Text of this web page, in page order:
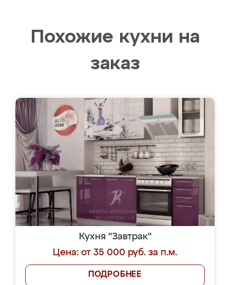
Похожие кухни на
заказ
Кухня "Завтрак"
Цена: от 35 000 руб. за п.м.
ПОДРОБНЕЕ